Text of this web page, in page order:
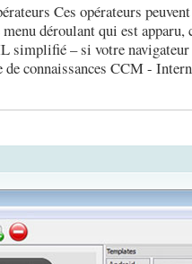
Ces opérateurs
déroulant qui est
simplifié – si votre navigateur
de connaissances CCM -